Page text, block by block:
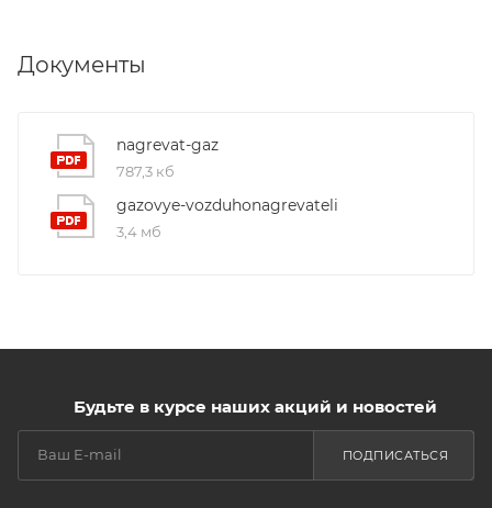
Документы
nagrevat-gaz
787,3 кб
gazovye-vozduhonagrevateli
3,4 мб
Будьте в курсе наших акций и новостей
ПОДПИСАТЬСЯ